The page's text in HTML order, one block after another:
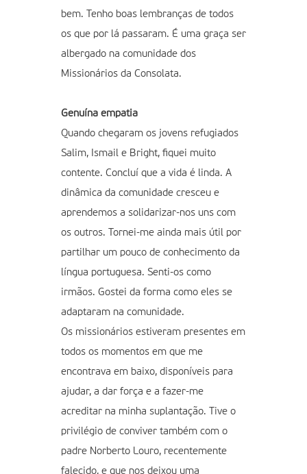
bem. Tenho boas lembranças de todos
os que por lá passaram. É uma graça ser
albergado na comunidade dos
Missionários da Consolata.
Genuína empatia
Quando chegaram os jovens refugiados
Salim, Ismail e Bright, fiquei muito
contente. Concluí que a vida é linda. A
dinâmica da comunidade cresceu e
aprendemos a solidarizar-nos uns com
os outros. Tornei-me ainda mais útil por
partilhar um pouco de conhecimento da
língua portuguesa. Senti-os como
irmãos. Gostei da forma como eles se
adaptaram na comunidade.
Os missionários estiveram presentes em
todos os momentos em que me
encontrava em baixo, disponíveis para
ajudar, a dar força e a fazer-me
acreditar na minha suplantação. Tive o
privilégio de conviver também com o
padre Norberto Louro, recentemente
falecido, e que nos deixou uma